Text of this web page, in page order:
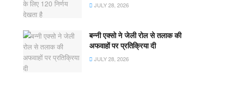
JULY 28, 2026
बन्नी एक्सो ने जेली रोल से तलाक की
अफवाहों पर प्रतिक्रिया दी
JULY 28, 2026